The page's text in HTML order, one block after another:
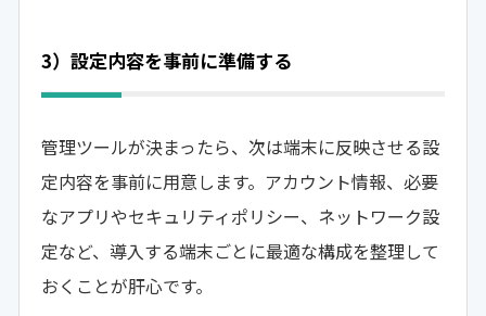
3）設定内容を事前に準備する
管理ツールが決まったら、次は端末に反映させる設
定内容を事前に用意します。アカウント情報、必要
なアプリやセキュリティポリシー、ネットワーク設
定など、導入する端末ごとに最適な構成を整理して
おくことが肝心です。